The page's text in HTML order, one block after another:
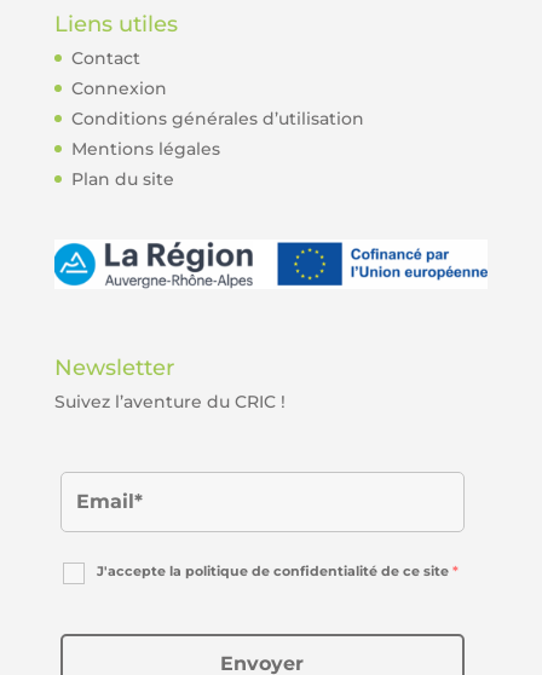
Liens utiles
Contact
Connexion
Conditions générales d’utilisation
Mentions légales
Plan du site
Newsletter
Suivez l’aventure du CRIC !
J'accepte la politique de confidentialité de ce site *